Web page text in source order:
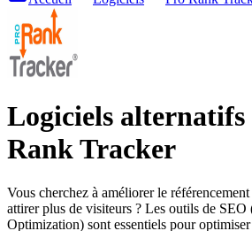
Logiciels alternatifs
Rank Tracker
Vous cherchez à améliorer le
attirer plus de visiteurs ? Les outils de SEO
Optimization) sont essentiels pour